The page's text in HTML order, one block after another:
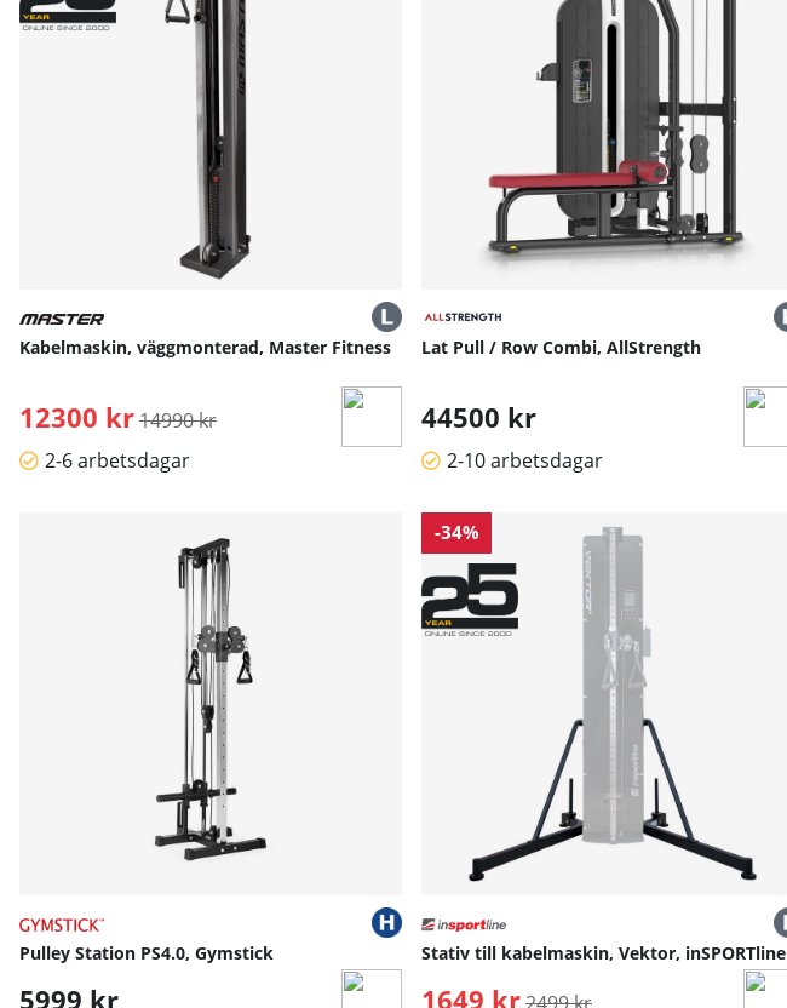
Kabelmaskin, väggmonterad, Master Fitness
12300 kr Ordinarie pris:
14990 kr
2-6 arbetsdagar
Lat Pull / Row Combi, AllStrength
44500 kr
2-10 arbetsdagar
Pulley Station PS4.0, Gymstick
5999 kr
-34%
Stativ till kabelmaskin, Vektor, inSPORTline
1649 kr Ordinarie pris: